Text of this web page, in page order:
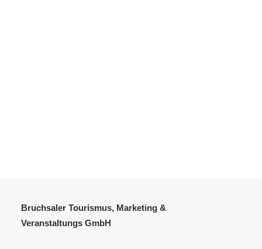
Bruchsaler Tourismus, Marketing &
Veranstaltungs GmbH